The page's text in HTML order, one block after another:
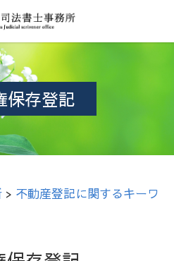
保存登記
> 不動産登記に関するキーワ